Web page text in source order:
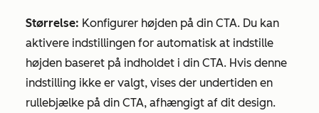
Størrelse: Konfigurer højden på din CTA. Du kan
aktivere indstillingen for automatisk at indstille
højden baseret på indholdet i din CTA. Hvis denne
indstilling ikke er valgt, vises der undertiden en
rullebjælke på din CTA, afhængigt af dit design.